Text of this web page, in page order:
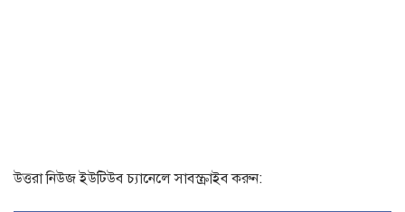
উত্তরা নিউজ ইউটিউব চ্যানেলে সাবস্ক্রাইব করুন: